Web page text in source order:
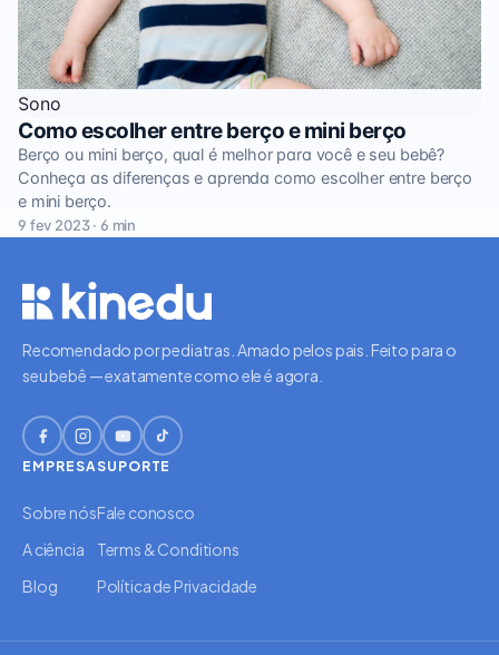
Sono
Como escolher entre berço e mini berço
Berço ou mini berço, qual é melhor para você e seu bebê?
Conheça as diferenças e aprenda como escolher entre berço
e mini berço.
9 fev 2023 · 6 min
Recomendado por pediatras. Amado pelos pais. Feito para o
seu bebê — exatamente como ele é agora.
EMPRESA
Sobre nós
A ciência
Blog
SUPORTE
Fale conosco
Terms & Conditions
Política de Privacidade